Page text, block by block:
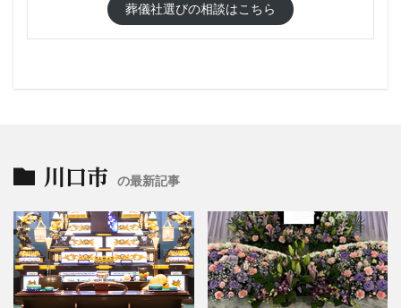
葬儀社選びの相談はこちら
川口市 の最新記事